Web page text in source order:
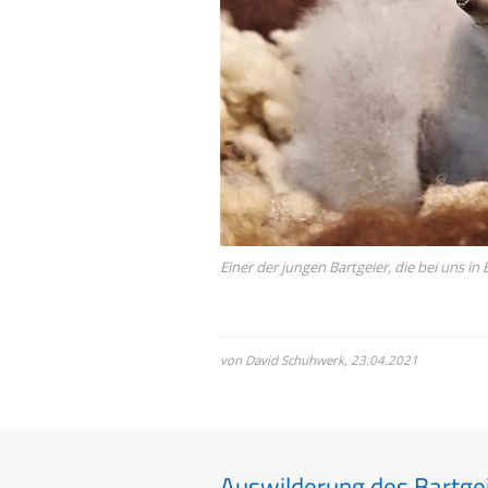
bestellen
Life-Natur-Projekte
Auffangstation
International
Einer der jungen Bartgeier, die bei uns
von David Schuhwerk, 23.04.2021